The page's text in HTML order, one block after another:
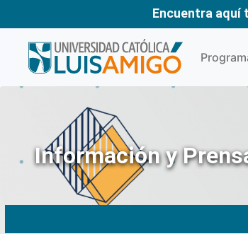
Encuentra aquí
Información y